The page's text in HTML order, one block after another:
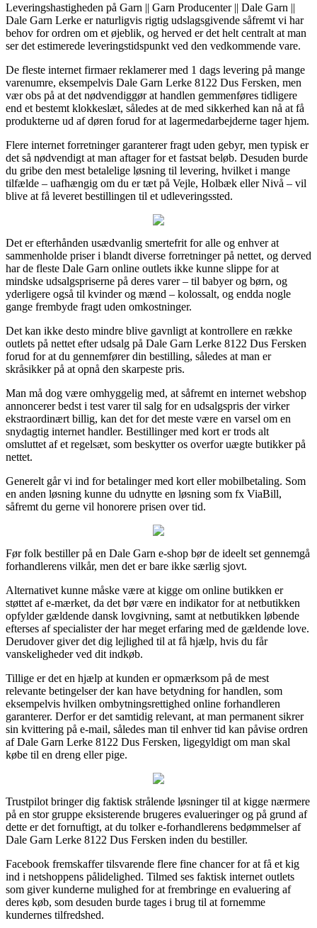
Leveringshastigheden på Garn || Garn Producenter || Dale Garn ||
Dale Garn Lerke er naturligvis rigtig udslagsgivende såfremt vi har
behov for ordren om et øjeblik, og herved er det helt centralt at man
ser det estimerede leveringstidspunkt ved den vedkommende vare.
De fleste internet firmaer reklamerer med 1 dags levering på mange
varenumre, eksempelvis Dale Garn Lerke 8122 Dus Fersken, men
vær obs på at det nødvendiggør at handlen gemmenføres tidligere
end et bestemt klokkeslæt, således at de med sikkerhed kan nå at få
produkterne ud af døren forud for at lagermedarbejderne tager hjem.
Flere internet forretninger garanterer fragt uden gebyr, men typisk er
det så nødvendigt at man aftager for et fastsat beløb. Desuden burde
du gribe den mest betalelige løsning til levering, hvilket i mange
tilfælde – uafhængig om du er tæt på Vejle, Holbæk eller Nivå – vil
blive at få leveret bestillingen til et udleveringssted.
Det er efterhånden usædvanlig smertefrit for alle og enhver at
sammenholde priser i blandt diverse forretninger på nettet, og derved
har de fleste Dale Garn online outlets ikke kunne slippe for at
mindske udsalgspriserne på deres varer – til babyer og børn, og
yderligere også til kvinder og mænd – kolossalt, og endda nogle
gange frembyde fragt uden omkostninger.
Det kan ikke desto mindre blive gavnligt at kontrollere en række
outlets på nettet efter udsalg på Dale Garn Lerke 8122 Dus Fersken
forud for at du gennemfører din bestilling, således at man er
skråsikker på at opnå den skarpeste pris.
Man må dog være omhyggelig med, at såfremt en internet webshop
annoncerer bedst i test varer til salg for en udsalgspris der virker
ekstraordinært billig, kan det for det meste være en varsel om en
snydagtig internet handler. Bestillinger med kort er trods alt
omsluttet af et regelsæt, som beskytter os overfor uægte butikker på
nettet.
Generelt går vi ind for betalinger med kort eller mobilbetaling. Som
en anden løsning kunne du udnytte en løsning som fx ViaBill,
såfremt du gerne vil honorere prisen over tid.
Før folk bestiller på en Dale Garn e-shop bør de ideelt set gennemgå
forhandlerens vilkår, men det er bare ikke særlig sjovt.
Alternativet kunne måske være at kigge om online butikken er
støttet af e-mærket, da det bør være en indikator for at netbutikken
opfylder gældende dansk lovgivning, samt at netbutikken løbende
efterses af specialister der har meget erfaring med de gældende love.
Derudover giver det dig lejlighed til at få hjælp, hvis du får
vanskeligheder ved dit indkøb.
Tillige er det en hjælp at kunden er opmærksom på de mest
relevante betingelser der kan have betydning for handlen, som
eksempelvis hvilken ombytningsrettighed online forhandleren
garanterer. Derfor er det samtidig relevant, at man permanent sikrer
sin kvittering på e-mail, således man til enhver tid kan påvise ordren
af Dale Garn Lerke 8122 Dus Fersken, ligegyldigt om man skal
købe til en dreng eller pige.
Trustpilot bringer dig faktisk strålende løsninger til at kigge nærmere
på en stor gruppe eksisterende brugeres evalueringer og på grund af
dette er det fornuftigt, at du tolker e-forhandlerens bedømmelser af
Dale Garn Lerke 8122 Dus Fersken inden du bestiller.
Facebook fremskaffer tilsvarende flere fine chancer for at få et kig
ind i netshoppens pålidelighed. Tilmed ses faktisk internet outlets
som giver kunderne mulighed for at frembringe en evaluering af
deres køb, som desuden burde tages i brug til at fornemme
kundernes tilfredshed.